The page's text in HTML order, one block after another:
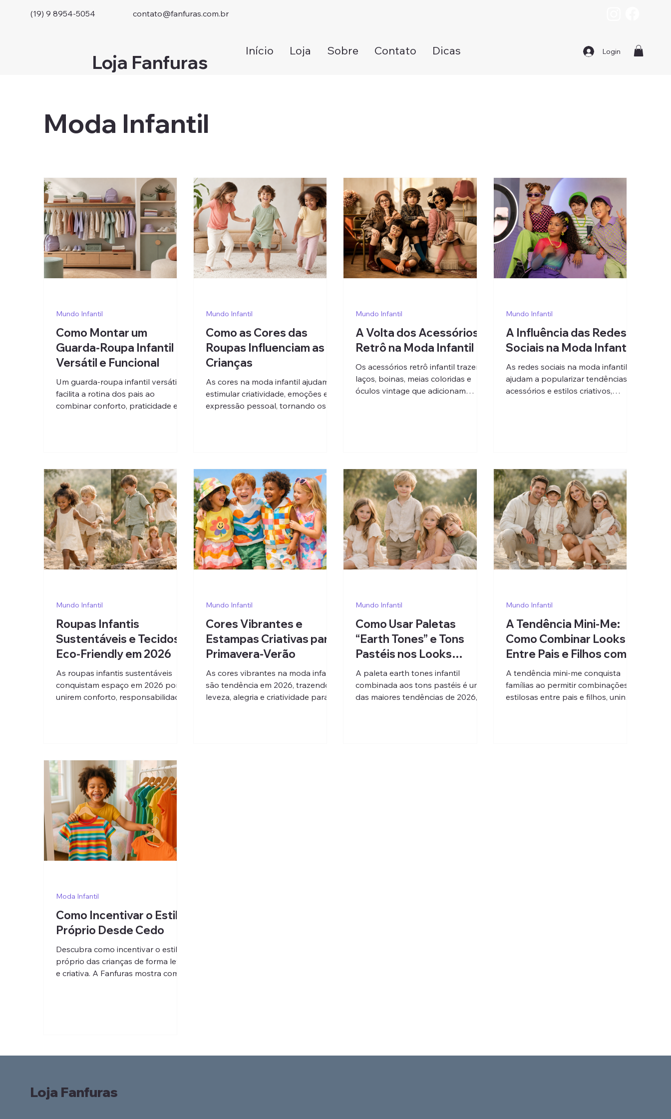
(19) 9 8954-5054 contato@fanfuras.com.br
Loja Fanfuras
Início Loja Sobre Contato Dicas Login
Moda Infantil
Como Montar um
Guarda-Roupa Infantil
Versátil e Funcional
Um guarda-roupa infantil versátil
facilita a rotina dos pais ao
combinar conforto, praticidade e
Mundo Infantil
Como as Cores das
Roupas Influenciam as
Crianças
As cores na moda infantil ajudam a
estimular criatividade, emoções e
expressão pessoal, tornando os
Mundo Infantil
A Volta dos Acessórios
Retrô na Moda Infantil
Os acessórios retrô infantil trazem
laços, boinas, meias coloridas e
óculos vintage que adicionam
Mundo Infantil
A Influência das Redes
Sociais na Moda Infantil
As redes sociais na moda infantil
ajudam a popularizar tendências,
acessórios e estilos criativos,
Mundo Infantil
Roupas Infantis
Sustentáveis e Tecidos
Eco-Friendly em 2026
As roupas infantis sustentáveis
conquistam espaço em 2026 por
unirem conforto, responsabilidade
Mundo Infantil
Cores Vibrantes e
Estampas Criativas para
Primavera-Verão
As cores vibrantes na moda infantil
são tendência em 2026, trazendo
leveza, alegria e criatividade para
Mundo Infantil
Como Usar Paletas
“Earth Tones” e Tons
Pastéis nos Looks
Infantis
A paleta earth tones infantil
combinada aos tons pastéis é uma
das maiores tendências de 2026,
Mundo Infantil
A Tendência Mini-Me:
Como Combinar Looks
Entre Pais e Filhos com
Estilo
A tendência mini-me conquista
famílias ao permitir combinações
estilosas entre pais e filhos, unindo
Mundo Infantil
Como Incentivar o Estilo
Próprio Desde Cedo
Descubra como incentivar o estilo
próprio das crianças de forma leve
e criativa. A Fanfuras mostra como
Moda Infantil
Loja Fanfuras